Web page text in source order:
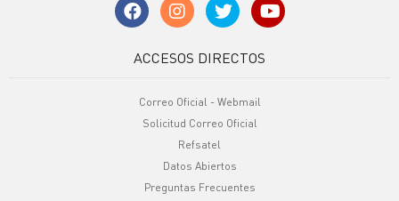
ACCESOS DIRECTOS
Correo Oficial - Webmail
Solicitud Correo Oficial
Refsatel
Datos Abiertos
Preguntas Frecuentes